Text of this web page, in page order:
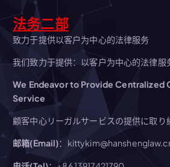
法务二部
致力于提供以客户为中心的法律服务
我们致力于提供：以客户为中心的法律服
We Endeavor to Provide Centralized
Service
顧客中心リーガルサービスの提供に取り
邮箱(Email)：